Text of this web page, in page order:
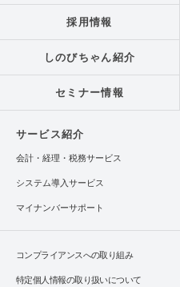
採用情報
しのびちゃん紹介
セミナー情報
サービス紹介
会計・経理・税務サービス
システム導入サービス
マイナンバーサポート
コンプライアンスへの取り組み
特定個人情報の取り扱いについて